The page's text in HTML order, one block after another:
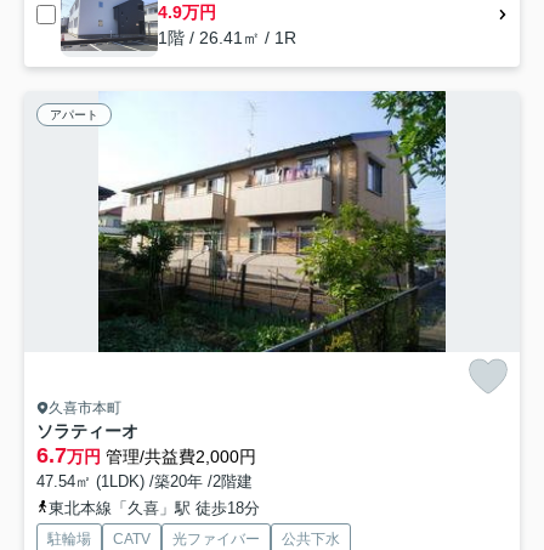
4.9万円
1階 / 26.41㎡ / 1R
アパート
久喜市本町
ソラティーオ
6.7万円 管理/共益費2,000円
47.54㎡ (1LDK) /築20年 /2階建
東北本線「久喜」駅 徒歩18分
駐輪場 CATV 光ファイバー 公共下水